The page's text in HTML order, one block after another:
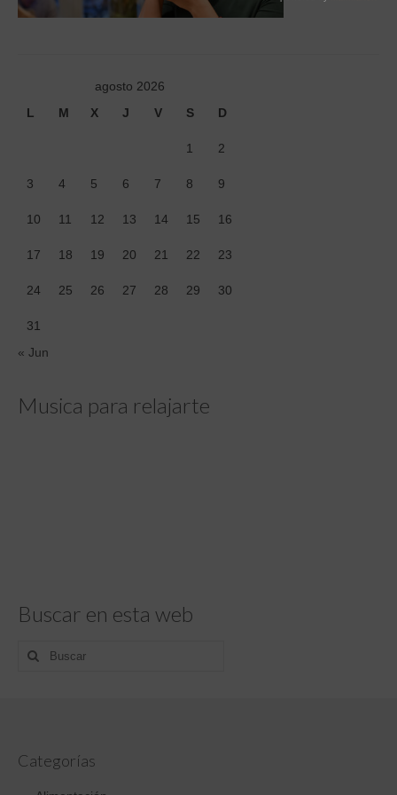
Tiendas
Blog
agosto 2026
L
M X J V S D
1 2
3 4 5 6 7 8 9
10 11 12 13 14 15 16
17 18 19 20 21 22 23
24 25 26 27 28 29 30
31
« Jun
Musica para relajarte
Buscar en esta web
Buscar
por:
Categorías